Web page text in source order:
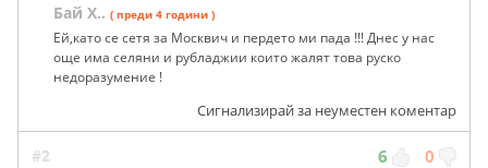
Бай Х.. ( преди 4 години )
Ей,като се сетя за Москвич и пердето ми пада !!! Днес у нас
още има селяни и рубладжии които жалят това руско
недоразумение !
Сигнализирай за неуместен коментар
#2 6 0